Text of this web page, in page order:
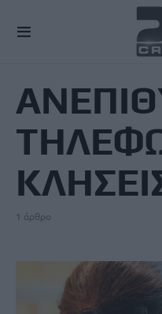
1 άρθρο